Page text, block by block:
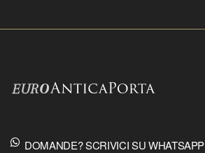
DOMANDE? SCRIVICI SU WHATSAPP